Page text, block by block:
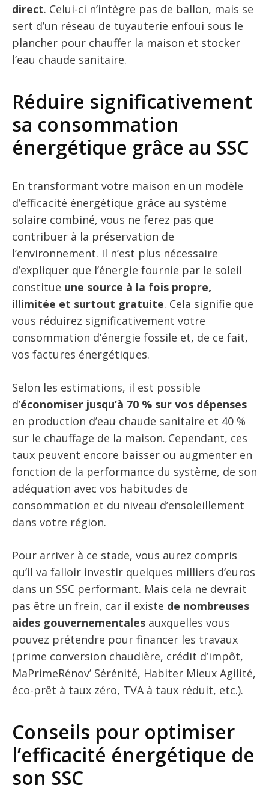
direct. Celui-ci n’intègre pas de ballon, mais se
sert d’un réseau de tuyauterie enfoui sous le
plancher pour chauffer la maison et stocker
l’eau chaude sanitaire.
Réduire significativement
sa consommation
énergétique grâce au SSC
En transformant votre maison en un modèle
d’efficacité énergétique grâce au système
solaire combiné, vous ne ferez pas que
contribuer à la préservation de
l’environnement. Il n’est plus nécessaire
d’expliquer que l’énergie fournie par le soleil
constitue une source à la fois propre,
illimitée et surtout gratuite. Cela signifie que
vous réduirez significativement votre
consommation d’énergie fossile et, de ce fait,
vos factures énergétiques.
Selon les estimations, il est possible
d’économiser jusqu’à 70 % sur vos dépenses
en production d’eau chaude sanitaire et 40 %
sur le chauffage de la maison. Cependant, ces
taux peuvent encore baisser ou augmenter en
fonction de la performance du système, de son
adéquation avec vos habitudes de
consommation et du niveau d’ensoleillement
dans votre région.
Pour arriver à ce stade, vous aurez compris
qu’il va falloir investir quelques milliers d’euros
dans un SSC performant. Mais cela ne devrait
pas être un frein, car il existe de nombreuses
aides gouvernementales auxquelles vous
pouvez prétendre pour financer les travaux
(prime conversion chaudière, crédit d’impôt,
MaPrimeRénov’ Sérénité, Habiter Mieux Agilité,
éco-prêt à taux zéro, TVA à taux réduit, etc.).
Conseils pour optimiser
l’efficacité énergétique de
son SSC